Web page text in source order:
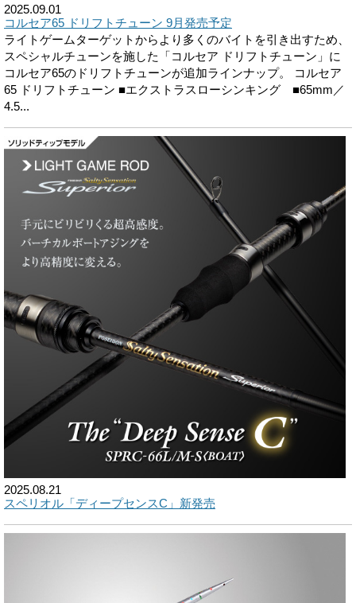
2025.09.01
コルセア65 ドリフトチューン 9月発売予定
ライトゲームターゲットからより多くのバイトを引き出すため、
スペシャルチューンを施した「コルセア ドリフトチューン」に
コルセア65のドリフトチューンが追加ラインナップ。 コルセア
65 ドリフトチューン ■エクストラスローシンキング ■65mm／
4.5...
2025.08.21
スペリオル「ディープセンスC」新発売